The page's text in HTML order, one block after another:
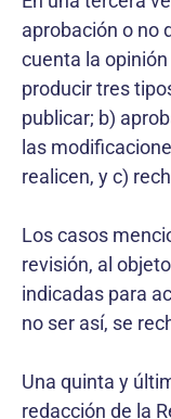
aprobación o no
cuenta la
producir tres
publicar; b)
las
realicen, y c)
Los casos
revisión, al
indicadas para
no ser así, se
Una quinta y
redacción de la